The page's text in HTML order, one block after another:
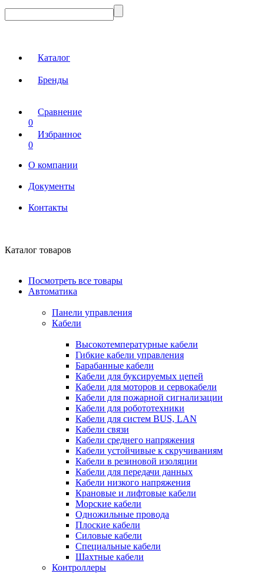
Каталог
Бренды
Сравнение
0
Избранное
0
О компании
Документы
Контакты
Каталог товаров
Посмотреть все товары
Автоматика
Панели управления
Кабели
Высокотемпературные кабели
Гибкие кабели управления
Барабанные кабели
Кабели для буксируемых цепей
Кабели для моторов и сервокабели
Кабели для пожарной сигнализации
Кабели для робототехники
Кабели для систем BUS, LAN
Кабели связи
Кабели среднего напряжения
Кабели устойчивые к скручиваниям
Кабели в резиновой изоляции
Кабели для передачи данных
Кабели низкого напряжения
Крановые и лифтовые кабели
Морские кабели
Одножильные провода
Плоские кабели
Силовые кабели
Специальные кабели
Шахтные кабели
Контроллеры